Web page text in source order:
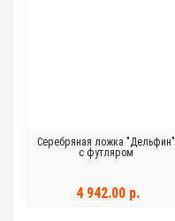
Серебряная ложка "Дельфин"
с футляром
4 942.00 р.